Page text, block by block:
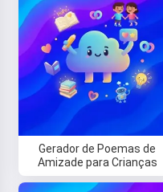
Gerador de Poemas de
Amizade para Crianças
Oi! Eu
Eu conto